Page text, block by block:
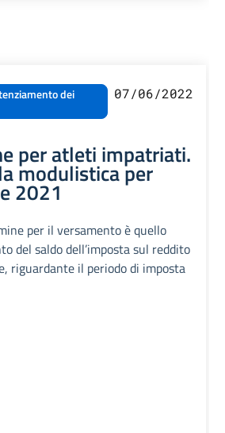
dei
07/06/2022
per atleti impatriati.
modulistica per
2021
per il versamento è quello
del saldo dell’imposta sul reddito
riguardante il periodo di imposta